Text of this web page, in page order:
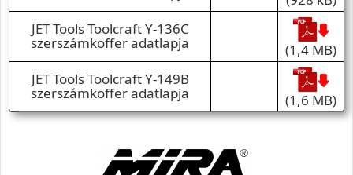
JET Tools Toolcraft Y-136C
szerszámkoffer adatlapja
(1,4 MB)
JET Tools Toolcraft Y-149B
szerszámkoffer adatlapja (1,6 MB)